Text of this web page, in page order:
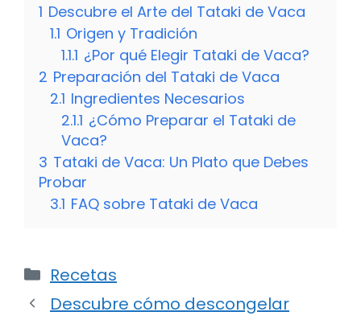
1 Descubre el Arte del Tataki de Vaca
1.1 Origen y Tradición
1.1.1 ¿Por qué Elegir Tataki de Vaca?
2 Preparación del Tataki de Vaca
2.1 Ingredientes Necesarios
2.1.1 ¿Cómo Preparar el Tataki de
Vaca?
3 Tataki de Vaca: Un Plato que Debes
Probar
3.1 FAQ sobre Tataki de Vaca
Categorías
Recetas
Descubre cómo descongelar